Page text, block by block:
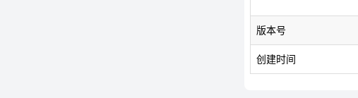
版本号
创建时间